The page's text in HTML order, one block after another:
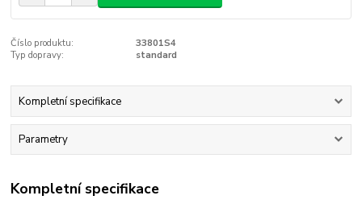
Číslo produktu:
33801S4
Typ dopravy:
standard
Kompletní specifikace
Parametry
Kompletní specifikace